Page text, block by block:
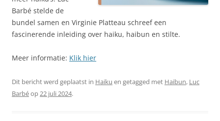
Barbé stelde de
bundel samen en Virginie Platteau schreef een
fascinerende inleiding over haiku, haibun en stilte.
Meer informatie: Klik hier
Dit bericht werd geplaatst in Haiku en getagged met Haibun, Luc
Barbéop22 juli 2024.